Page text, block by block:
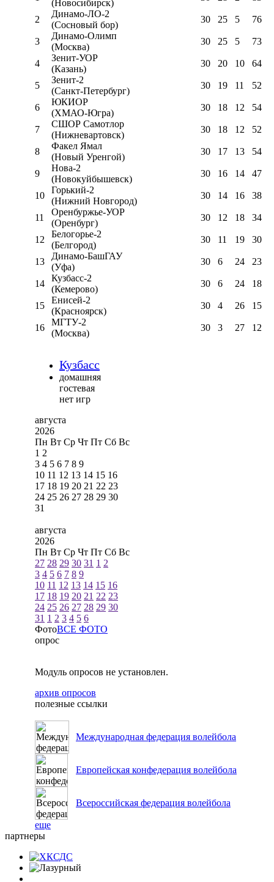
(Новосибирск)
2
Динамо-ЛО-2
(Сосновый бор)
30 25 5 76
3
Динамо-Олимп
(Москва)
30 25 5 73
4
Зенит-УОР
(Казань)
30 20 10 64
5
Зенит-2
(Санкт-Петербург)
30 19 11 52
6
ЮКИОР
(ХМАО-Югра)
30 18 12 54
7
СШОР Самотлор
(Нижневартовск)
30 18 12 52
8
Факел Ямал
(Новый Уренгой)
30 17 13 54
9
Нова-2
(Новокуйбышевск)
30 16 14 47
10
Горький-2
(Нижний Новгород)
30 14 16 38
11
Оренбуржье-УОР
(Оренбург)
30 12 18 34
12
Белогорье-2
(Белгород)
30 11 19 30
13
Динамо-БашГАУ
(Уфа)
30 6 24 23
14
Кузбасс-2
(Кемерово)
30 6 24 18
15
Енисей-2
(Красноярск)
30 4 26 15
16
МГТУ-2
(Москва)
30 3 27 12
Кузбасс
домашняя
гостевая
нет игр
августа
2026
Пн Вт Ср Чт Пт Сб Вс
1 2
3 4 5 6 7 8 9
10 11 12 13 14 15 16
17 18 19 20 21 22 23
24 25 26 27 28 29 30
31
августа
2026
Пн Вт Ср Чт Пт Сб Вс
27 28 29 30 31 1 2
3 4 5 6 7 8 9
10 11 12 13 14 15 16
17 18 19 20 21 22 23
24 25 26 27 28 29 30
31 1 2 3 4 5 6
ФотоВСЕ ФОТО
опрос
Модуль опросов не установлен.
архив опросов
полезные ссылки
Международная федерация волейбола
Европейская конфедерация волейбола
Всероссийская федерация волейбола
еще
партнеры